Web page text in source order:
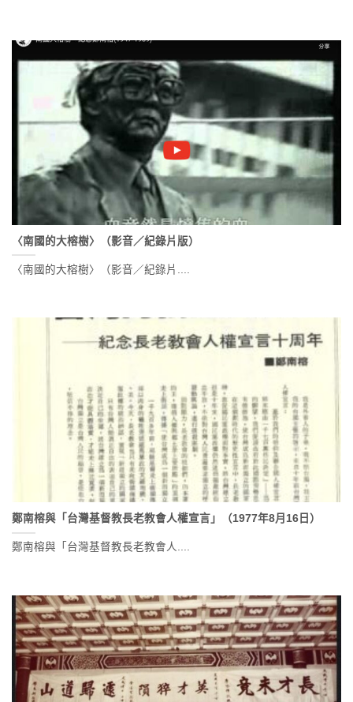
〈南國的大榕樹〉（影音／紀錄片版）
〈南國的大榕樹〉（影音／紀錄片....
鄭南榕與「台灣基督教長老教會人權宣言」（1977年8月16日）
鄭南榕與「台灣基督教長老教會人....